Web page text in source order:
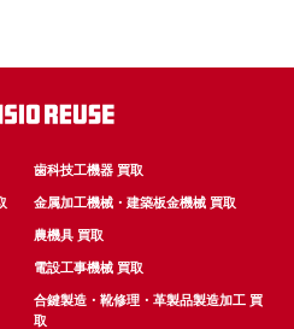
歯科技工機器 買取
金属加工機械・建築板金機械 買取
農機具 買取
電設工事機械 買取
合鍵製造・靴修理・革製品製造加工 買
取